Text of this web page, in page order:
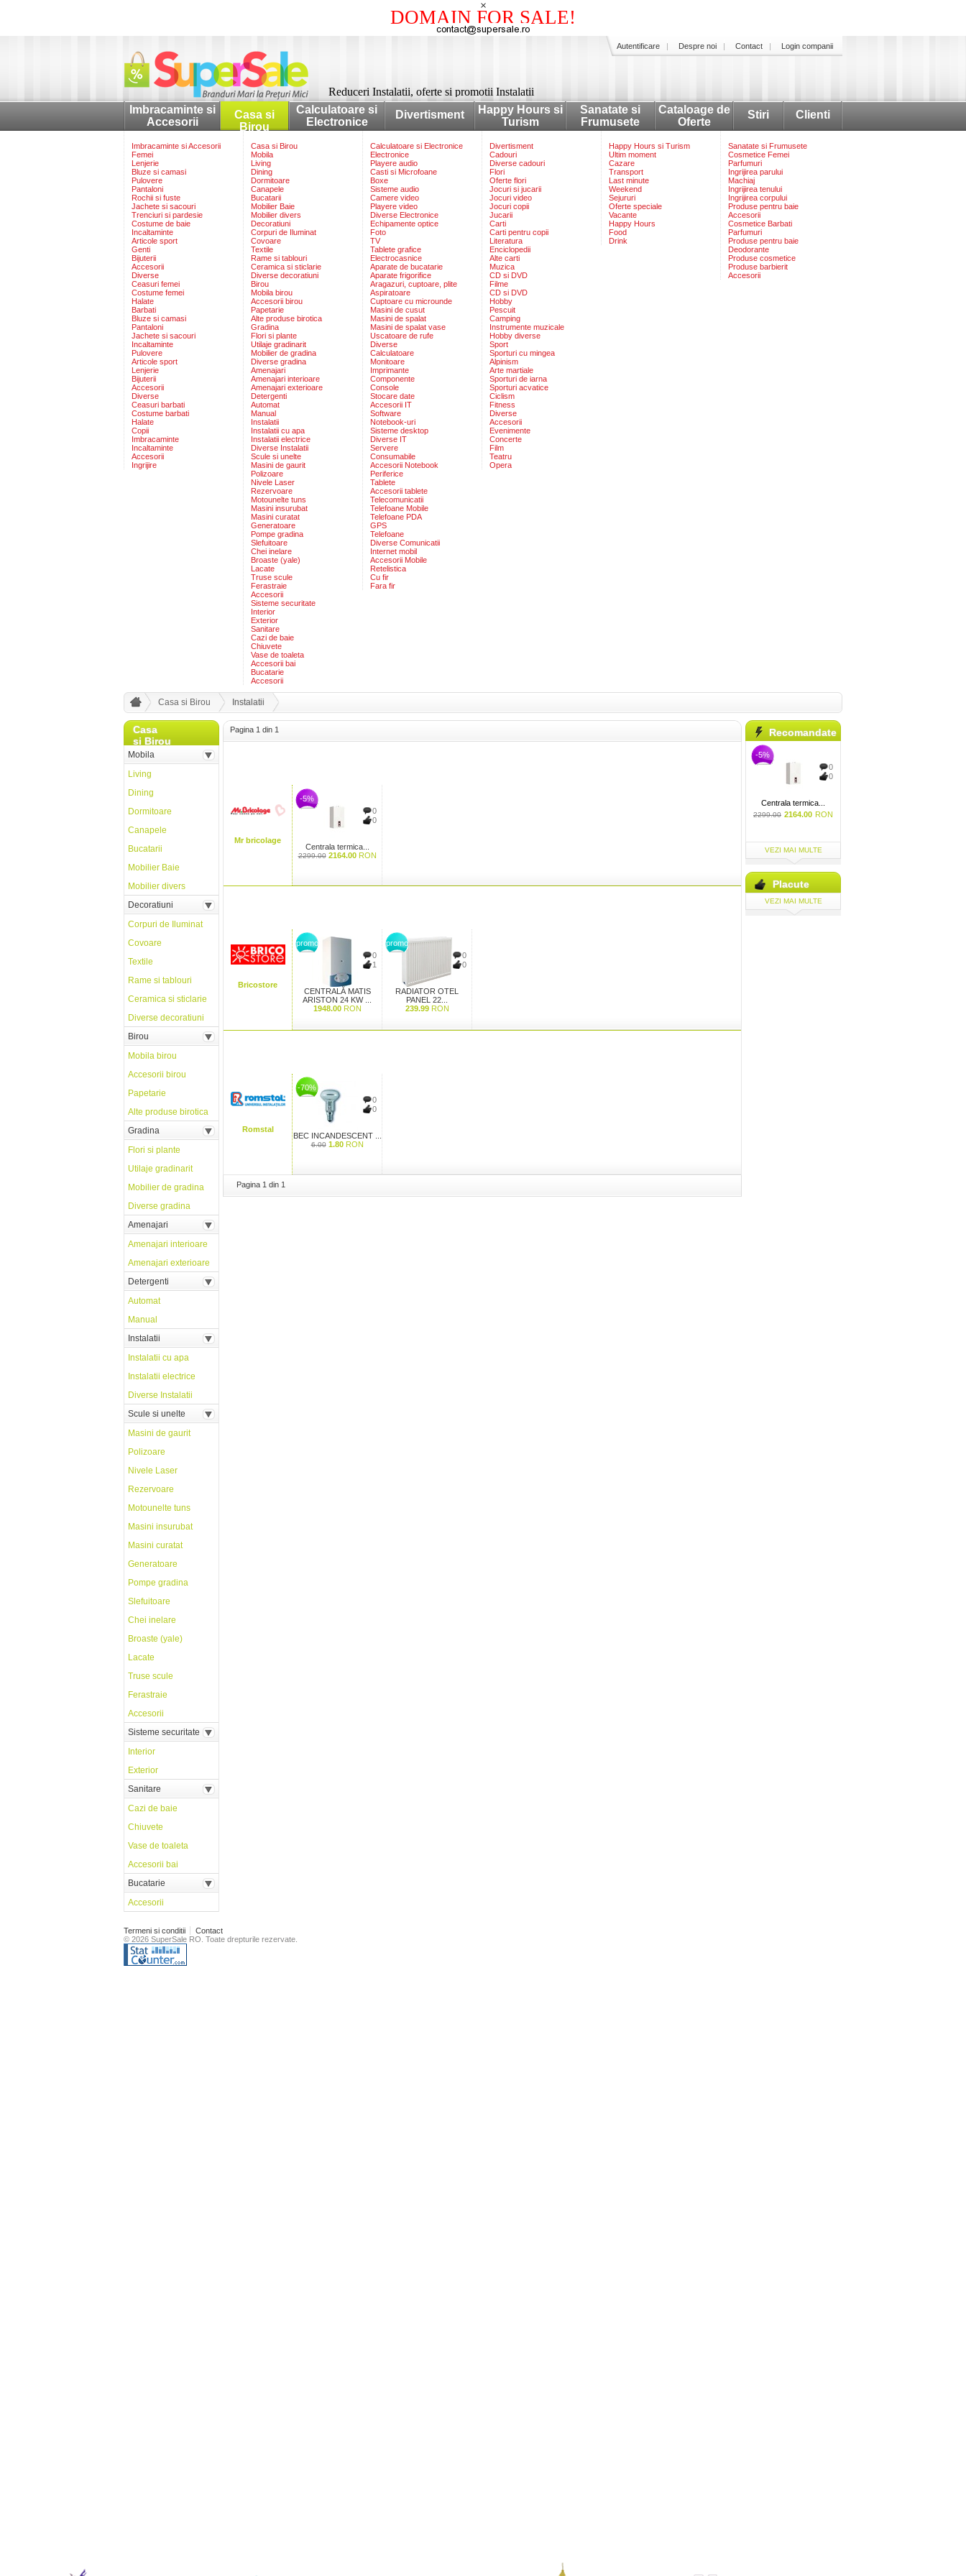
×
DOMAIN FOR SALE!
Reduceri Instalatii, oferte si promotii Instalatii
Autentificare Despre noi Contact Login companii
Imbracaminte si
Accesorii
Casa si
Birou
Calculatoare si
Electronice
Divertisment
Happy Hours si
Turism
Sanatate si
Frumusete
Cataloage de
Oferte
Stiri Clienti
Imbracaminte si Accesorii
Femei
Lenjerie
Bluze si camasi
Pulovere
Pantaloni
Rochii si fuste
Jachete si sacouri
Trenciuri si pardesie
Costume de baie
Incaltaminte
Articole sport
Genti
Bijuterii
Accesorii
Diverse
Ceasuri femei
Costume femei
Halate
Barbati
Bluze si camasi
Pantaloni
Jachete si sacouri
Incaltaminte
Pulovere
Articole sport
Lenjerie
Bijuterii
Accesorii
Diverse
Ceasuri barbati
Costume barbati
Halate
Copii
Imbracaminte
Incaltaminte
Accesorii
Ingrijire
Casa si Birou
Mobila
Living
Dining
Dormitoare
Canapele
Bucatarii
Mobilier Baie
Mobilier divers
Decoratiuni
Corpuri de Iluminat
Covoare
Textile
Rame si tablouri
Ceramica si sticlarie
Diverse decoratiuni
Birou
Mobila birou
Accesorii birou
Papetarie
Alte produse birotica
Gradina
Flori si plante
Utilaje gradinarit
Mobilier de gradina
Diverse gradina
Amenajari
Amenajari interioare
Amenajari exterioare
Detergenti
Automat
Manual
Instalatii
Instalatii cu apa
Instalatii electrice
Diverse Instalatii
Scule si unelte
Masini de gaurit
Polizoare
Nivele Laser
Rezervoare
Motounelte tuns
Masini insurubat
Masini curatat
Generatoare
Pompe gradina
Slefuitoare
Chei inelare
Broaste (yale)
Lacate
Truse scule
Ferastraie
Accesorii
Sisteme securitate
Interior
Exterior
Sanitare
Cazi de baie
Chiuvete
Vase de toaleta
Accesorii bai
Bucatarie
Accesorii
Calculatoare si Electronice
Electronice
Playere audio
Casti si Microfoane
Boxe
Sisteme audio
Camere video
Playere video
Diverse Electronice
Echipamente optice
Foto
TV
Tablete grafice
Electrocasnice
Aparate de bucatarie
Aparate frigorifice
Aragazuri, cuptoare, plite
Aspiratoare
Cuptoare cu microunde
Masini de cusut
Masini de spalat
Masini de spalat vase
Uscatoare de rufe
Diverse
Calculatoare
Monitoare
Imprimante
Componente
Console
Stocare date
Accesorii IT
Software
Notebook-uri
Sisteme desktop
Diverse IT
Servere
Consumabile
Accesorii Notebook
Periferice
Tablete
Accesorii tablete
Telecomunicatii
Telefoane Mobile
Telefoane PDA
GPS
Telefoane
Diverse Comunicatii
Internet mobil
Accesorii Mobile
Retelistica
Cu fir
Fara fir
Divertisment
Cadouri
Diverse cadouri
Flori
Oferte flori
Jocuri si jucarii
Jocuri video
Jocuri copii
Jucarii
Carti
Carti pentru copii
Literatura
Enciclopedii
Alte carti
Muzica
CD si DVD
Filme
CD si DVD
Hobby
Pescuit
Camping
Instrumente muzicale
Hobby diverse
Sport
Sporturi cu mingea
Alpinism
Arte martiale
Sporturi de iarna
Sporturi acvatice
Ciclism
Fitness
Diverse
Accesorii
Evenimente
Concerte
Film
Teatru
Opera
Happy Hours si Turism
Ultim moment
Cazare
Transport
Last minute
Weekend
Sejururi
Oferte speciale
Vacante
Happy Hours
Food
Drink
Sanatate si Frumusete
Cosmetice Femei
Parfumuri
Ingrijirea parului
Machiaj
Ingrijirea tenului
Ingrijirea corpului
Produse pentru baie
Accesorii
Cosmetice Barbati
Parfumuri
Produse pentru baie
Deodorante
Produse cosmetice
Produse barbierit
Accesorii
Casa si Birou Instalatii
Pagina 1 din 1
Mr bricolage
-5%
0
0
Centrala termica...
2299.00 2164.00 RON
Bricostore
promo
0
1
CENTRALĂ MATIS
ARISTON 24 KW ...
1948.00 RON
promo
0
0
RADIATOR OTEL
PANEL 22...
239.99 RON
Romstal
-70%
0
0
BEC INCANDESCENT ...
6.00 1.80 RON
Pagina 1 din 1
Casa
si Birou
Mobila
Living
Dining
Dormitoare
Canapele
Bucatarii
Mobilier Baie
Mobilier divers
Decoratiuni
Corpuri de Iluminat
Covoare
Textile
Rame si tablouri
Ceramica si sticlarie
Diverse decoratiuni
Birou
Mobila birou
Accesorii birou
Papetarie
Alte produse birotica
Gradina
Flori si plante
Utilaje gradinarit
Mobilier de gradina
Diverse gradina
Amenajari
Amenajari interioare
Amenajari exterioare
Detergenti
Automat
Manual
Instalatii
Instalatii cu apa
Instalatii electrice
Diverse Instalatii
Scule si unelte
Masini de gaurit
Polizoare
Nivele Laser
Rezervoare
Motounelte tuns
Masini insurubat
Masini curatat
Generatoare
Pompe gradina
Slefuitoare
Chei inelare
Broaste (yale)
Lacate
Truse scule
Ferastraie
Accesorii
Sisteme securitate
Interior
Exterior
Sanitare
Cazi de baie
Chiuvete
Vase de toaleta
Accesorii bai
Bucatarie
Accesorii
Recomandate
-5%
0
0
Centrala termica...
2299.00 2164.00 RON
VEZI MAI MULTE
Placute
VEZI MAI MULTE
Termeni si conditii
Contact
© 2026 SuperSale RO. Toate drepturile rezervate.